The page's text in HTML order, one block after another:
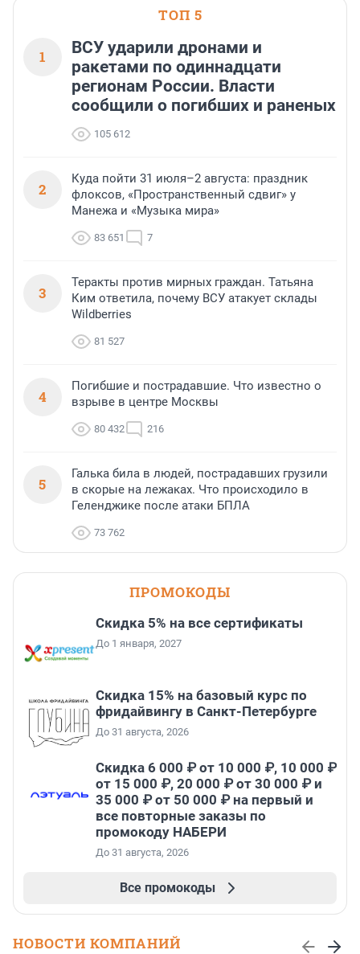
ТОП 5
1
ВСУ ударили дронами и
ракетами по одиннадцати
регионам России. Власти
сообщили о погибших и раненых
105 612
2
Куда пойти 31 июля–2 августа: праздник
флоксов, «Пространственный сдвиг» у
Манежа и «Музыка мира»
83 651 7
3
Теракты против мирных граждан. Татьяна
Ким ответила, почему ВСУ атакует склады
Wildberries
81 527
4
Погибшие и пострадавшие. Что известно о
взрыве в центре Москвы
80 432 216
5
Галька била в людей, пострадавших грузили
в скорые на лежаках. Что происходило в
Геленджике после атаки БПЛА
73 762
ПРОМОКОДЫ
Скидка 5% на все сертификаты
До 1 января, 2027
Скидка 15% на базовый курс по
фридайвингу в Санкт-Петербурге
До 31 августа, 2026
Скидка 6 000 ₽ от 10 000 ₽, 10 000 ₽
от 15 000 ₽, 20 000 ₽ от 30 000 ₽ и
35 000 ₽ от 50 000 ₽ на первый и
все повторные заказы по
промокоду НАБЕРИ
До 31 августа, 2026
Все промокоды
НОВОСТИ КОМПАНИЙ